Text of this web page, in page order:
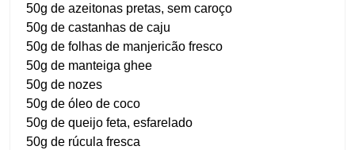
50g de azeitonas pretas, sem caroço
50g de castanhas de caju
50g de folhas de manjericão fresco
50g de manteiga ghee
50g de nozes
50g de óleo de coco
50g de queijo feta, esfarelado
50g de rúcula fresca